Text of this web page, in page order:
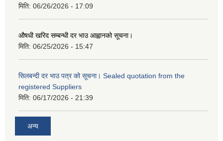
मिति: 06/26/2026 - 17:09
औषधी खरिद सम्बन्धी दर भाउ आह्वानको सूचना।
मिति: 06/25/2026 - 15:47
सिलबन्दी दर भाउ पत्र को सूचना। Sealed quotation from the
registered Suppliers
मिति: 06/17/2026 - 21:39
अन्य